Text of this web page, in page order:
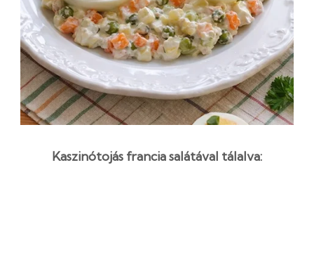
Kaszinótojás francia salátával tálalva: